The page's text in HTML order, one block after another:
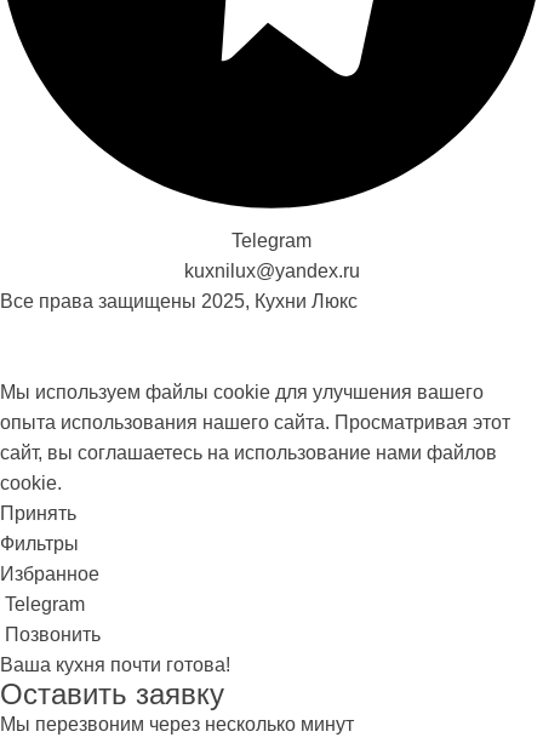
Telegram
kuxnilux@yandex.ru
Все права защищены 2025, Кухни Люкс
Мы используем файлы cookie для улучшения вашего
опыта использования нашего сайта. Просматривая этот
сайт, вы соглашаетесь на использование нами файлов
cookie.
Принять
Фильтры
Избранное
Telegram
Позвонить
Ваша кухня почти готова!
Оставить заявку
Мы перезвоним через несколько минут